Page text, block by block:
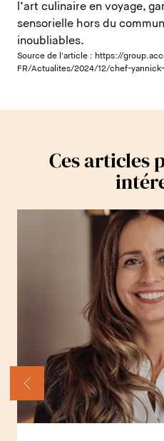
l’art culinaire en voyage,
sensorielle hors du
inoubliables.
Source de l'article : https://
FR/Actualites/2024/12/chef-
Ces articles